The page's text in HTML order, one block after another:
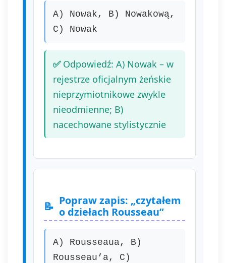
A) Nowak, B) Nowakową,
C) Nowak
Odpowiedź: A) Nowak – w
rejestrze oficjalnym żeńskie
nieprzymiotnikowe zwykle
nieodmienne; B)
nacechowane stylistycznie
Popraw zapis: „czytałem
o dziełach Rousseau”
A) Rousseaua, B)
Rousseau’a, C)